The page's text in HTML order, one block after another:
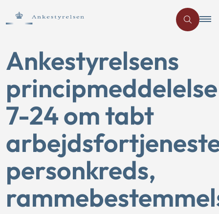
Ankestyrelsens
principmeddelelse
7-24 om tabt
personkreds,